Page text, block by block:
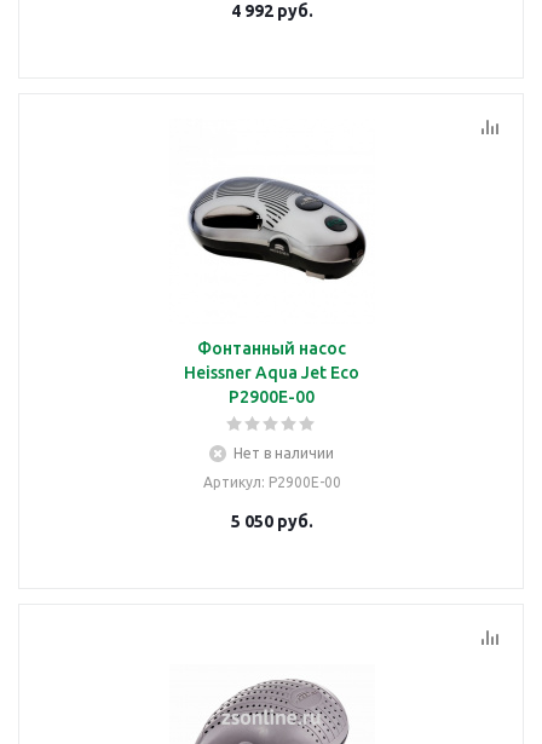
4 992руб.
Фонтанный насос
Heissner Aqua Jet Eco
P2900E-00
Нет в наличии
Артикул: P2900E-00
5 050руб.